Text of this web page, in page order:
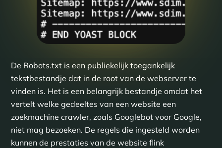
De Robots.txt is een publiekelijk toegankelijk
tekstbestandje dat in de root van de webserver te
vinden is. Het is een belangrijk bestandje omdat het
vertelt welke gedeeltes van een website een
zoekmachine crawler, zoals Googlebot voor Google,
niet mag bezoeken. De regels die ingesteld worden
kunnen de prestaties van de website flink